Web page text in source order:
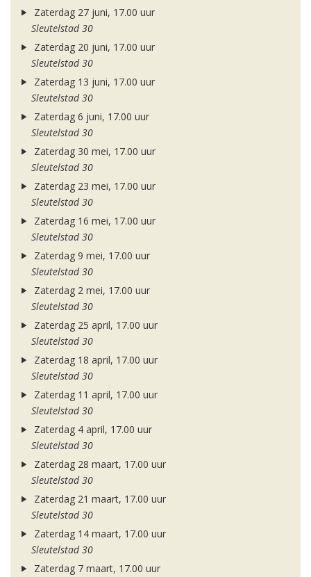
Zaterdag 27 juni, 17.00 uur
Sleutelstad 30
Zaterdag 20 juni, 17.00 uur
Sleutelstad 30
Zaterdag 13 juni, 17.00 uur
Sleutelstad 30
Zaterdag 6 juni, 17.00 uur
Sleutelstad 30
Zaterdag 30 mei, 17.00 uur
Sleutelstad 30
Zaterdag 23 mei, 17.00 uur
Sleutelstad 30
Zaterdag 16 mei, 17.00 uur
Sleutelstad 30
Zaterdag 9 mei, 17.00 uur
Sleutelstad 30
Zaterdag 2 mei, 17.00 uur
Sleutelstad 30
Zaterdag 25 april, 17.00 uur
Sleutelstad 30
Zaterdag 18 april, 17.00 uur
Sleutelstad 30
Zaterdag 11 april, 17.00 uur
Sleutelstad 30
Zaterdag 4 april, 17.00 uur
Sleutelstad 30
Zaterdag 28 maart, 17.00 uur
Sleutelstad 30
Zaterdag 21 maart, 17.00 uur
Sleutelstad 30
Zaterdag 14 maart, 17.00 uur
Sleutelstad 30
Zaterdag 7 maart, 17.00 uur